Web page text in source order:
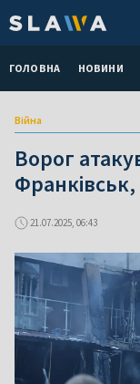
ГОЛОВНА НОВИНИ
Війна
Ворог
Франківськ,
21.07.2025, 06:43